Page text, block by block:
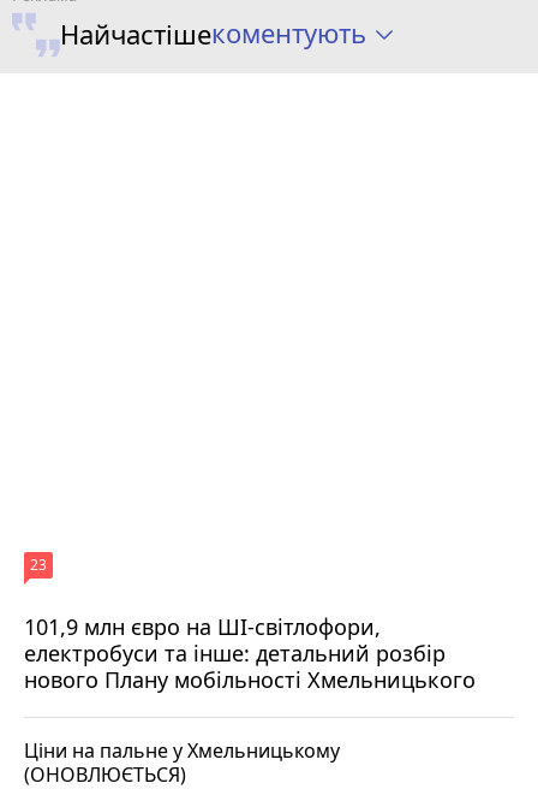
Найчастішекоментують
101,9 млн євро на ШІ-світлофори,
електробуси та інше: детальний розбір
нового Плану мобільності Хмельницького
23
Ціни на пальне у Хмельницькому
(ОНОВЛЮЄТЬСЯ)